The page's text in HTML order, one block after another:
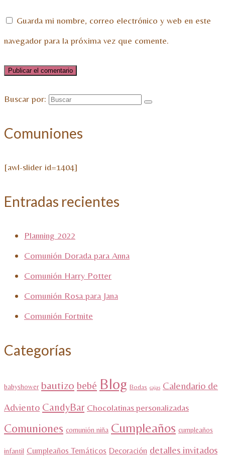
Guarda mi nombre, correo electrónico y web en este
navegador para la próxima vez que comente.
Buscar por:
Comuniones
[awl-slider id=1404]
Entradas recientes
Planning 2022
Comunión Dorada para Anna
Comunión Harry Potter
Comunión Rosa para Jana
Comunión Fortnite
Categorías
babyshower bautizo bebé Blog Bodas cajas Calendario de
Adviento CandyBar Chocolatinas personalizadas
Comuniones comunión niña Cumpleaños cumpleaños
infantil Cumpleaños Temáticos Decoración detalles invitados